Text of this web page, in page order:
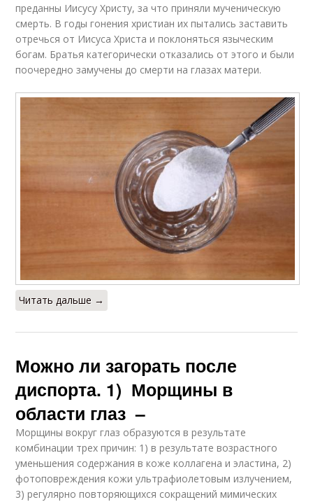
преданны Иисусу Христу, за что приняли мученическую
смерть. В годы гонения христиан их пытались заставить
отречься от Иисуса Христа и поклоняться языческим
богам. Братья категорически отказались от этого и были
поочередно замучены до смерти на глазах матери.
Читать дальше →
Можно ли загорать после
диспорта. 1) Морщины в
области глаз –
Морщины вокруг глаз образуются в результате
комбинации трех причин: 1) в результате возрастного
уменьшения содержания в коже коллагена и эластина, 2)
фотоповреждения кожи ультрафиолетовым излучением,
3) регулярно повторяющихся сокращений мимических